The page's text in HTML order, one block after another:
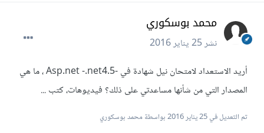
محمد بوسكوري
نشر25 يناير 2016
أريد الاستعداد لامتحان نيل شهادة في -Asp.net -.net4.5 ، ما هي
المصدار التي من شأنها مساعدتي على ذلك؟ فيديوهات، كتب ...
تم التعديل في25 يناير 2016 بواسطة محمد بوسكوري